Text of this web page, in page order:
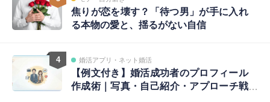
焦りが恋を壊す？「待つ男」が手に入れ
る本物の愛と、揺るがない自信
4 婚活アプリ・ネット婚活
【例文付き】婚活成功者のプロフィール
作成術｜写真・自己紹介・アプローチ戦